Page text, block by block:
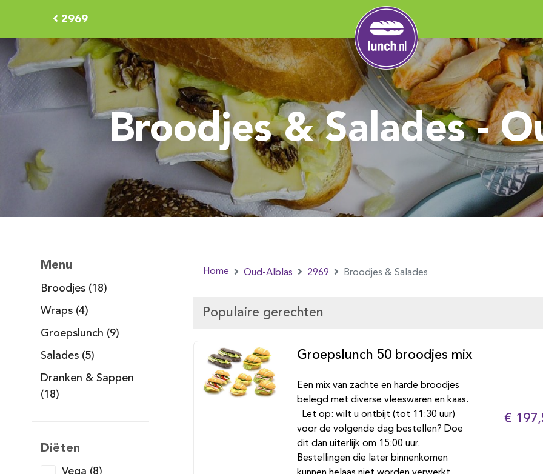
2969
Broodjes & Salades -
Menu
Broodjes (18)
Wraps (4)
Groepslunch (9)
Salades (5)
Dranken & Sappen
(18)
Diëten
Vega (8)
Home Oud-Alblas 2969 Broodjes & Salades
Populaire gerechten
Groepslunch 50 broodjes mix
Een mix van zachte en harde broodjes
belegd met diverse vleeswaren en kaas.
Let op: wilt u ontbijt (tot 11:30 uur)
voor de volgende dag bestellen? Doe
dit dan uiterlijk om 15:00 uur.
Bestellingen die later binnenkomen
€